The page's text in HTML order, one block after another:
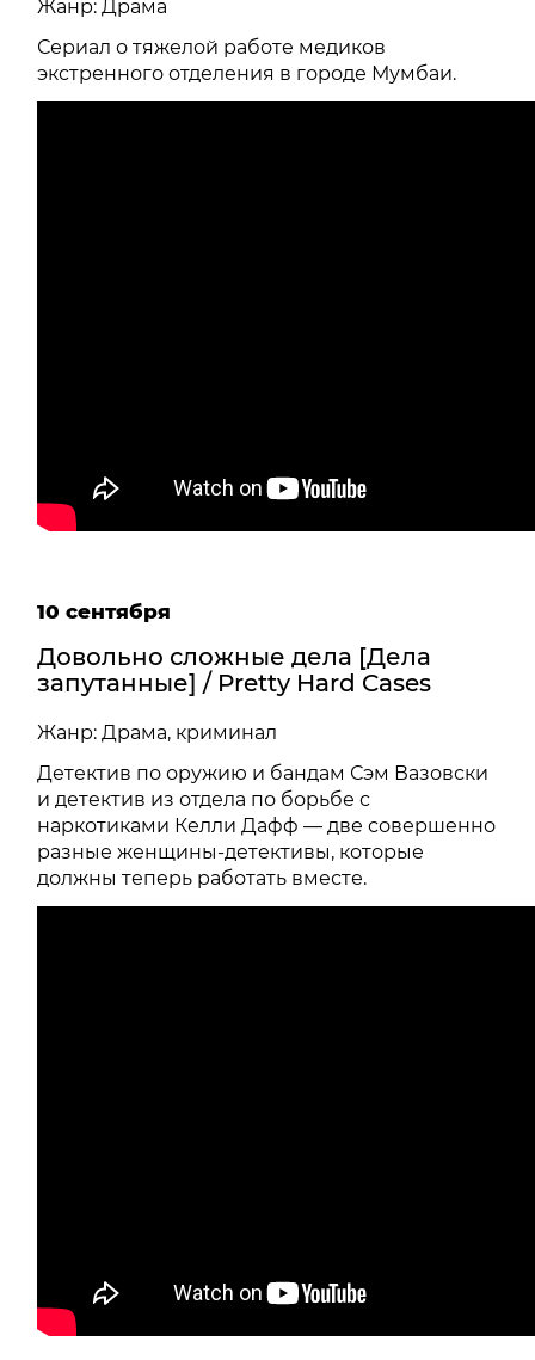
Жанр: Драма
Сериал о тяжелой работе медиков
экстренного отделения в городе Мумбаи.
10 сентября
Довольно сложные дела [Дела
запутанные] / Pretty Hard Cases
Жанр: Драма, криминал
Детектив по оружию и бандам Сэм Вазовски
и детектив из отдела по борьбе с
наркотиками Келли Дафф — две совершенно
разные женщины-детективы, которые
должны теперь работать вместе.